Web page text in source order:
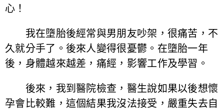
心！
我在墮胎後經常與男朋友吵架，很痛苦，不
久就分手了。後來人變得很憂鬱。在墮胎一年
後，身體越來越差，痛經，影響工作及學習。
後來，我到醫院檢查，醫生說如果以後想懷
孕會比較難，這個結果我沒法接受，嚴重失去自